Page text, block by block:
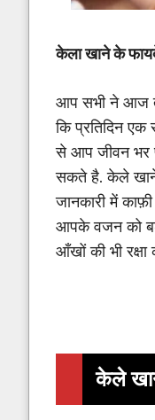
केला खाने के
आप सभी ने आज
कि प्रतिदिन
से आप जीवन भर
सकते है. केले
जानकारी में
आपके वजन को
आँखों की भी रक्षा
केले